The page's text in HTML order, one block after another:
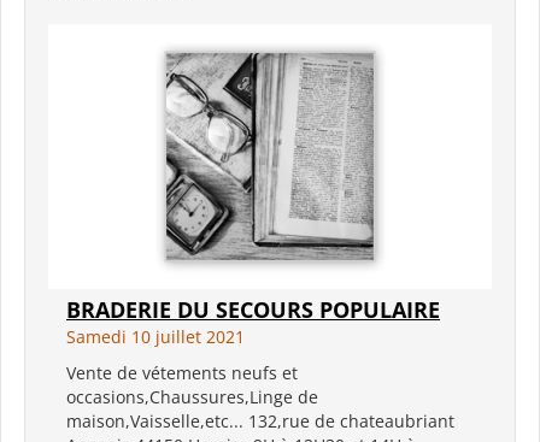
BRADERIE DU SECOURS POPULAIRE
Samedi 10 juillet 2021
Vente de vétements neufs et
occasions,Chaussures,Linge de
maison,Vaisselle,etc... 132,rue de chateaubriant